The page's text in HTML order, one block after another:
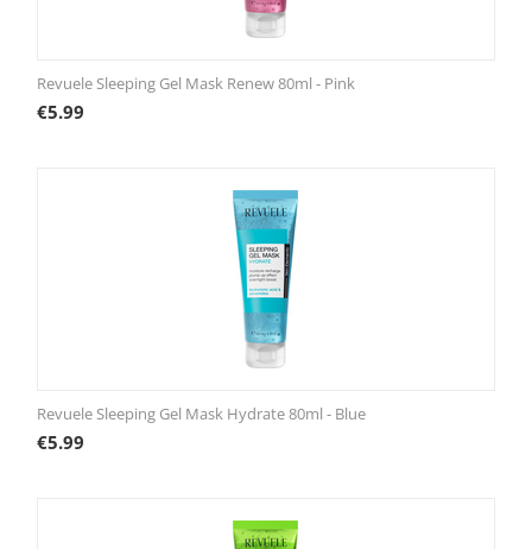
Revuele Sleeping Gel Mask Renew 80ml - Pink
€5.99
Revuele Sleeping Gel Mask Hydrate 80ml - Blue
€5.99